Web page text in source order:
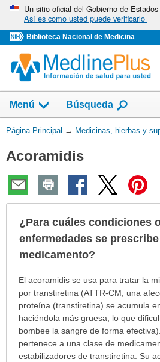
Omita
vaya
al
Contenido
Un sitio oficial del Gobierno de
Así es como usted puede verificarlo
Biblioteca Nacional de Medicina
Menú
Mostrar
campo
de
Búsqueda
Usted
aquí:
Página Principal → Medicinas, hierbas y
Acoramidis
¿Para cuáles condiciones
enfermedades se
medicamento?
¿Para
cuáles
condiciones
enfermedades
prescribe
El acoramidis se usa para tratar la
por transtiretina (ATTR-CM; una
proteína (transtiretina) se acumula
haciéndola más gruesa, lo que
bombee la sangre de forma
pertenece a una clase de
estabilizadores de transtiretina. Su